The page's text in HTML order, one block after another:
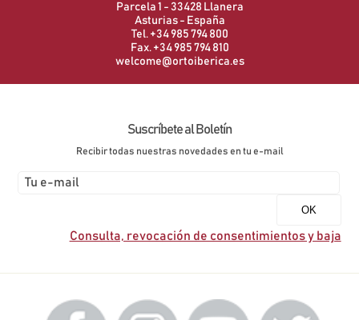
Parcela 1 - 33428 Llanera
Asturias - España
Tel. +34 985 794 800
Fax. +34 985 794 810
welcome@ortoiberica.es
Suscríbete al Boletín
Recibir todas nuestras novedades en tu e-mail
Consulta, revocación de consentimientos y baja